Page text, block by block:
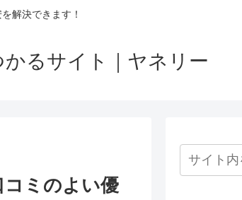
解決できます！
るサイト｜ヤネリー
ミのよい優